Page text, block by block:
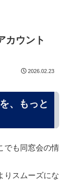
カウント
2026.02.23
、もっと
でも同窓会の情
りスムーズにな